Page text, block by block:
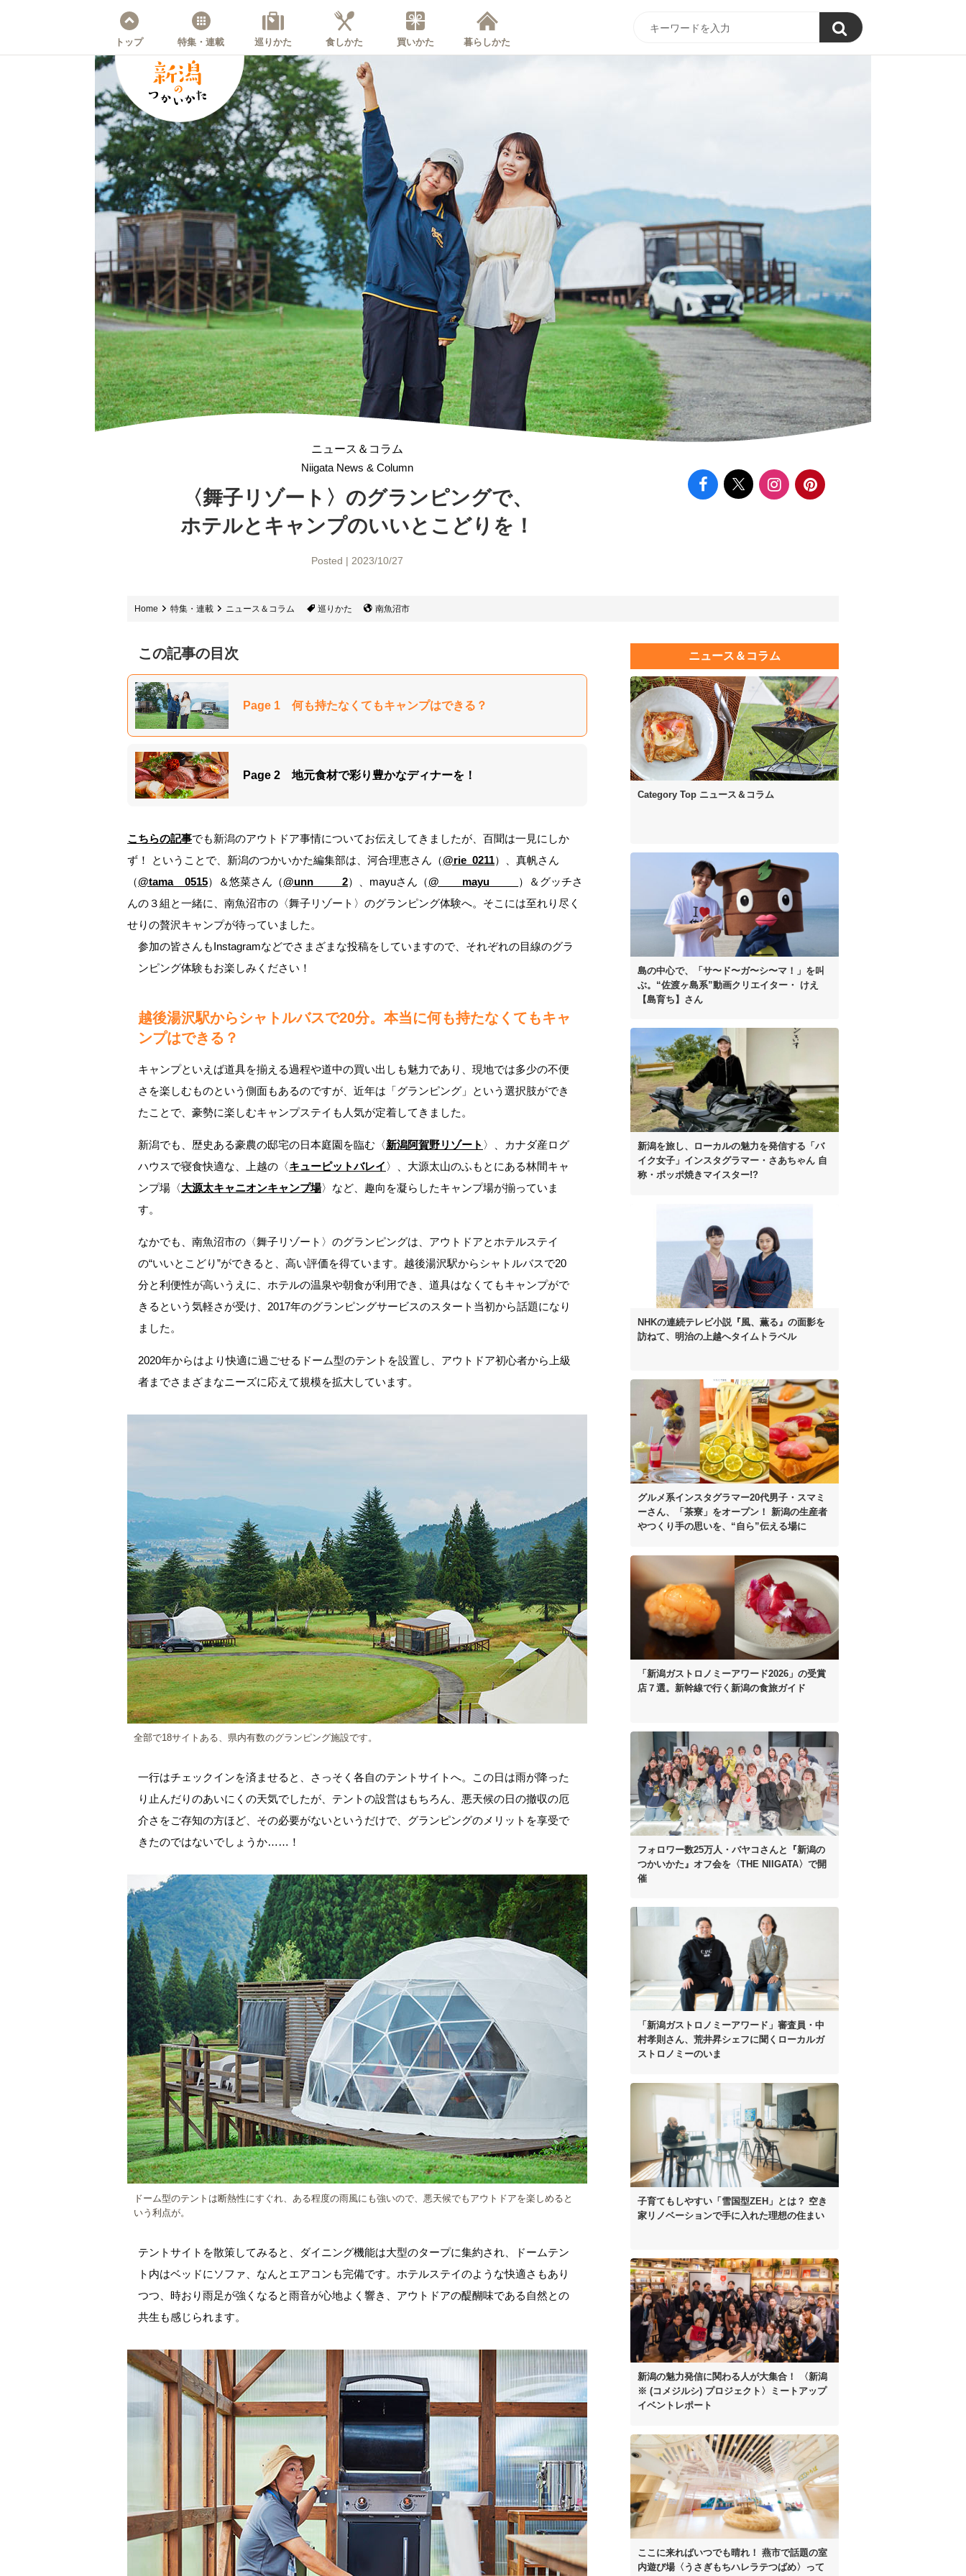
トップ 特集・連載 巡りかた 食しかた 買いかた 暮らしかた
ニュース＆コラム
Niigata News & Column
〈舞子リゾート〉のグランピングで、
ホテルとキャンプのいいとこどりを！
Posted | 2023/10/27
Home 特集・連載 ニュース＆コラム 巡りかた 南魚沼市
この記事の目次
Page 1 何も持たなくてもキャンプはできる？
Page 2 地元食材で彩り豊かなディナーを！
こちらの記事でも新潟のアウトドア事情についてお伝えしてきましたが、百聞は一見にしか
ず！ ということで、新潟のつかいかた編集部は、河合理恵さん（@rie_0211）、真帆さん
（@tama__0515）＆悠菜さん（@unn_____2）、mayuさん（@____mayu_____
）＆グッチさ
んの３組と一緒に、南魚沼市の〈舞子リゾート〉のグランピング体験へ。そこには至れり尽く
せりの贅沢キャンプが待っていました。
参加の皆さんもInstagramなどでさまざまな投稿をしていますので、それぞれの目線のグラ
ンピング体験もお楽しみください！
越後湯沢駅からシャトルバスで20分。本当に何も持たなくてもキャ
ンプはできる？
キャンプといえば道具を揃える過程や道中の買い出しも魅力であり、現地では多少の不便
さを楽しむものという側面もあるのですが、近年は「グランピング」という選択肢ができ
たことで、豪勢に楽しむキャンプステイも人気が定着してきました。
新潟でも、歴史ある豪農の邸宅の日本庭園を臨む〈新潟阿賀野リゾート 〉、カナダ産ログ
ハウスで寝食快適な、上越の〈キューピットバレイ 〉、大源太山のふもとにある林間キャ
ンプ場〈大源太キャニオンキャンプ場〉など、趣向を凝らしたキャンプ場が揃っていま
す。
なかでも、南魚沼市の〈舞子リゾート〉のグランピングは、アウトドアとホテルステイ
の“いいとこどり”ができると、高い評価を得ています。越後湯沢駅からシャトルバスで20
分と利便性が高いうえに、ホテルの温泉や朝食が利用でき、道具はなくてもキャンプがで
きるという気軽さが受け、2017年のグランピングサービスのスタート当初から話題になり
ました。
2020年からはより快適に過ごせるドーム型のテントを設置し、アウトドア初心者から上級
者までさまざまなニーズに応えて規模を拡大しています。
全部で18サイトある、県内有数のグランピング施設です。
一行はチェックインを済ませると、さっそく各自のテントサイトへ。この日は雨が降った
り止んだりのあいにくの天気でしたが、テントの設営はもちろん、悪天候の日の撤収の厄
介さをご存知の方ほど、その必要がないというだけで、グランピングのメリットを享受で
きたのではないでしょうか……！
ドーム型のテントは断熱性にすぐれ、ある程度の雨風にも強いので、悪天候でもアウトドアを楽しめると
いう利点が。
テントサイトを散策してみると、ダイニング機能は大型のタープに集約され、ドームテン
ト内はベッドにソファ、なんとエアコンも完備です。ホテルステイのような快適さもあり
つつ、時おり雨足が強くなると雨音が心地よく響き、アウトドアの醍醐味である自然との
共生も感じられます。
ニュース＆コラム
Category Top ニュース＆コラム
島の中心で、
「サ〜ド〜ガ〜シ〜マ！」を叫
ぶ。 “佐渡ヶ島系”動画クリエイター・ けえ
【島育ち】さん
新潟を旅し、 ローカルの魅力を発信する 「バ
イク女子」インスタグラマー ・さあちゃん 自
称・ポッポ焼きマイスター!?
NHKの連続テレビ小説 『風、薫る』の面影を
訪ねて、 明治の上越へタイムトラベル
グルメ系インスタグラマー20代男子・ スマミ
ーさん、「茶寮」をオープン！ 新潟の生産者
やつくり手の思いを、 “自ら”伝える場に
「新潟ガストロノミーアワード2026」 の受賞
店７選。 新幹線で行く新潟の食旅ガイド
フォロワー数25万人・ バヤコさんと
『新潟の
つかいかた』オフ会を 〈THE NIIGATA〉で開
催
「新潟ガストロノミーアワード」 審査員・中
村孝則さん、 荒井昇シェフに聞く ローカルガ
ストロノミーのいま
子育てもしやすい 「雪国型ZEH」とは？ 空き
家リノベーションで手に入れた理想の住まい
新潟の魅力発信に関わる人が大集合！
〈新潟
※ (コメジルシ) プロジェクト〉
ミートアップ
イベントレポート
ここに来ればいつでも晴れ！ 燕市で話題の室
内遊び場 〈うさぎもちハレラテつばめ〉って